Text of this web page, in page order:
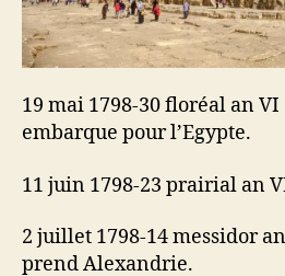
19 mai 1798-30 floréal an
embarque pour l’Egypte.
11 juin 1798-23 prairial an
2 juillet 1798-14 messidor
prend Alexandrie.